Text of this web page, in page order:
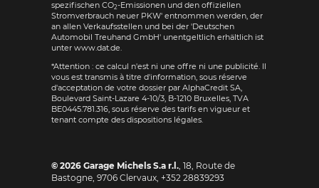
spezifischen CO2-Emissionen und den offiziellen
Stromverbrauch neuer PKW' entnommen werden, der
an allen Verkaufsstellen und bei der 'Deutschen
Automobil Treuhand GmbH' unentgeltlich erhältlich ist
unter www.dat.de.
*Attention : ce calcul n'est ni une offre ni une publicité. Il
vous est transmis à titre d'information, sous réserve
d'acceptation de votre dossier par AlphaCredit SA,
Boulevard Saint-Lazare 4-10/3, B-1210 Bruxelles, TVA
BE0445.781.316, sous réserve des tarifs en vigueur et
tenant compte des dispositions légales.
© 2026 Garage Michels S.a r.l., 18, Route de
Bastogne, 9706 Clervaux, +352 28839293